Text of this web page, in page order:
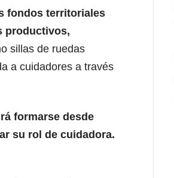
fondos territoriales
productivos,
sillas de ruedas
a cuidadores a través
formarse desde
su rol de cuidadora.